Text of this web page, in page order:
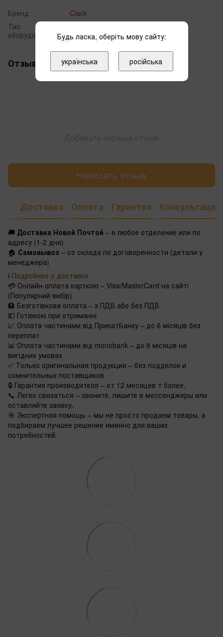
Бренд
Clack
Тип
оборудования
Отзывы
Написать отзыв
Доставка Оплата Гарантия Консультация
🚚 Доставка Новой Почтой – в любое отделение или по
адресу (1-2 дня)
🏠 Самовывоз – со склада по договоренности (детали у
менеджера)
ℹ️ Подробнее о доставке
💳 Онлайн-оплата карткою – Visa/MasterCard на сайті
(Популярний вибір)
🏦 Безготівкова оплата – з ПДВ або без ПДВ
💵 Готівкою при отриманні
📈 Оплата частинами від ПриватБанку – до 6 місяців без
переплат
📊 Оплата частинами від monobank – до 8 місяців на
вигідних умовах
✅ Только оригинальная продукция – без подделок и
сомнительных поставщиков
🔒 Гарантия производителя – от 12 месяцев т более.
📞 Легко связаться – звоните, пишите в мессенджеры или
оставляйте заявку.
🎯 Экспертная помощь – мы не просто продаем товары, а
подбираем лучшее решение именно для ваших
потребностей.
Будь ласка, оберіть мову сайту:
українська російська